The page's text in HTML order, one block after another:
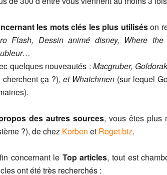
les mots clés les plus utiliséson
Flash, Dessin animé disney, Where
quelques nouveautés :Macgruber,
cherchent ça ?), et Whatchmen (sur lequel
des autres sources, vous êtes plus
?), de chez Korben et Roget.biz.
concernant le Top articles, tout est
ont été très recherchés :